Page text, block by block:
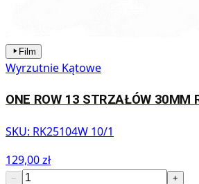
Film
Wyrzutnie Kątowe
ONE ROW 13 STRZAŁÓW 30MM
SKU: RK25104W 10/1
129,00 zł
− +